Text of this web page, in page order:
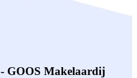
GOOS Makelaardij